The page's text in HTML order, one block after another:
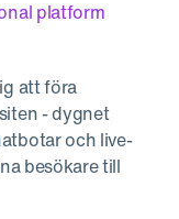
platform
att föra
- dygnet
och live-
besökare till